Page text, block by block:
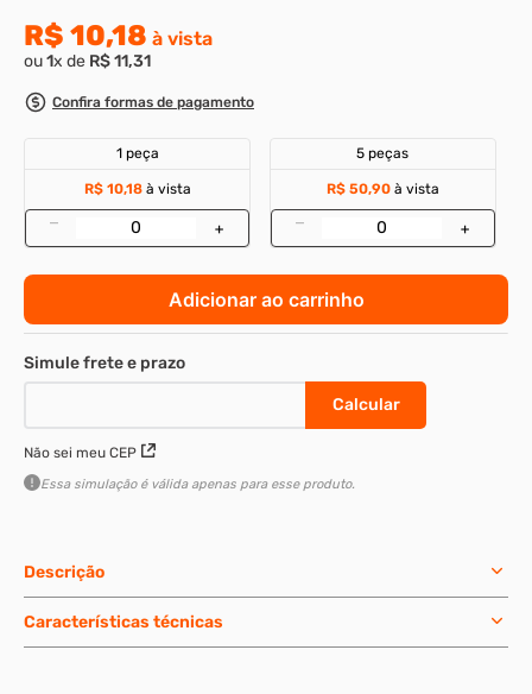
R$ 10,18 à vista
ou1x de R$11,31
Confira formas de pagamento
1 peça
R$ 10,18à vista
– +
5 peças
R$ 50,90à vista
– +
Adicionar ao carrinho
Não sei meu CEP
Essa simulação é válida apenas para esse produto.
Descrição
Características técnicas
8º
parafuso allen cabeça